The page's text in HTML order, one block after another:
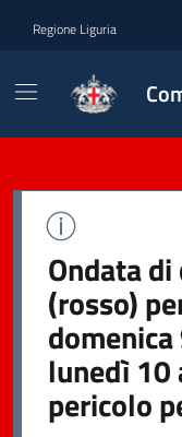
Regione Liguria
Ondata
(rosso)
lunedì 10
pericolo